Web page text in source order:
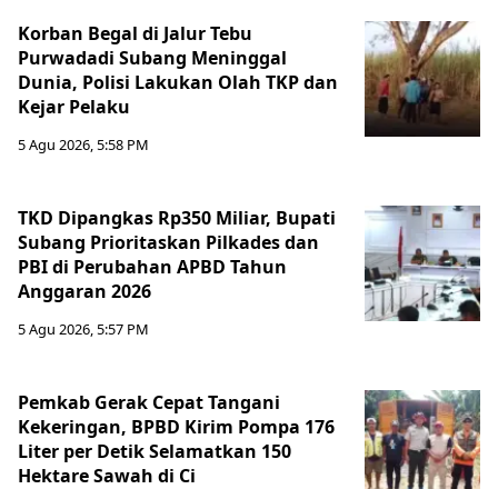
Korban Begal di Jalur Tebu
Purwadadi Subang Meninggal
Dunia, Polisi Lakukan Olah TKP dan
Kejar Pelaku
5 Agu 2026, 5:58 PM
TKD Dipangkas Rp350 Miliar, Bupati
Subang Prioritaskan Pilkades dan
PBI di Perubahan APBD Tahun
Anggaran 2026
5 Agu 2026, 5:57 PM
Pemkab Gerak Cepat Tangani
Kekeringan, BPBD Kirim Pompa 176
Liter per Detik Selamatkan 150
Hektare Sawah di Ci